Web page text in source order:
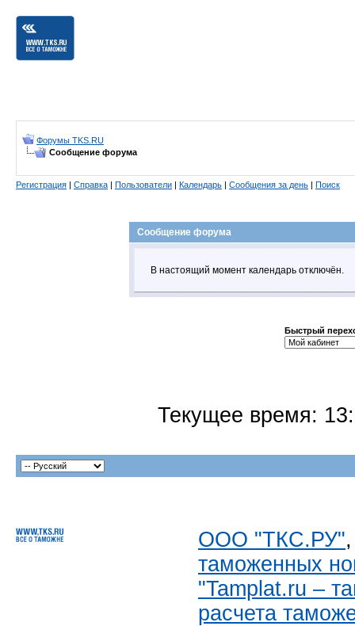
Форумы TKS.RU
Сообщение форума
Регистрация | Справка | Пользователи | Календарь | Сообщения за день | Поиск
Сообщение форума
В настоящий момент календарь отключён.
Быстрый
Текущее время:
ООО "ТКС.РУ"
таможенных
"Tamplat.ru –
расчета